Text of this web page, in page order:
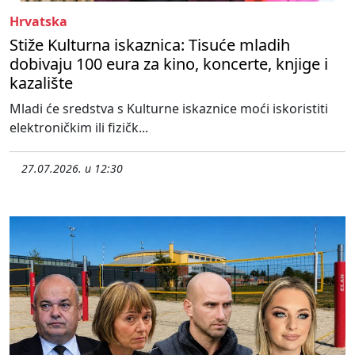
Hrvatska
Stiže Kulturna iskaznica: Tisuće mladih
dobivaju 100 eura za kino, koncerte, knjige i
kazalište
Mladi će sredstva s Kulturne iskaznice moći iskoristiti
elektroničkim ili fizičk...
27.07.2026. u 12:30